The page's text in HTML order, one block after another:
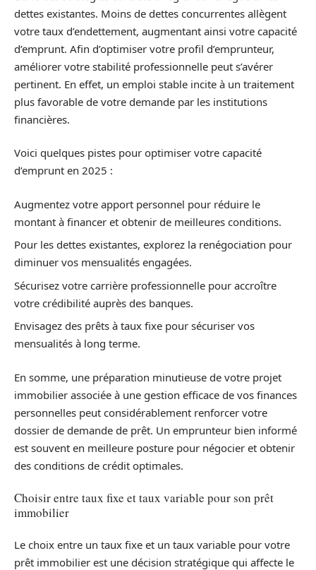
dettes existantes. Moins de dettes concurrentes allègent
votre taux d’endettement, augmentant ainsi votre capacité
d’emprunt. Afin d’optimiser votre profil d’emprunteur,
améliorer votre stabilité professionnelle peut s’avérer
pertinent. En effet, un emploi stable incite à un traitement
plus favorable de votre demande par les institutions
financières.
Voici quelques pistes pour optimiser votre capacité
d’emprunt en 2025 :
Augmentez votre apport personnel pour réduire le
montant à financer et obtenir de meilleures conditions.
Pour les dettes existantes, explorez la renégociation pour
diminuer vos mensualités engagées.
Sécurisez votre carrière professionnelle pour accroître
votre crédibilité auprès des banques.
Envisagez des prêts à taux fixe pour sécuriser vos
mensualités à long terme.
En somme, une préparation minutieuse de votre projet
immobilier associée à une gestion efficace de vos finances
personnelles peut considérablement renforcer votre
dossier de demande de prêt. Un emprunteur bien informé
est souvent en meilleure posture pour négocier et obtenir
des conditions de crédit optimales.
Choisir entre taux fixe et taux variable pour son prêt
immobilier
Le choix entre un taux fixe et un taux variable pour votre
prêt immobilier est une décision stratégique qui affecte le